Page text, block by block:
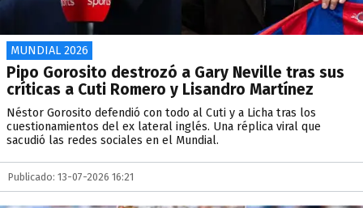
MUNDIAL 2026
Pipo Gorosito destrozó a Gary Neville tras sus
críticas a Cuti Romero y Lisandro Martínez
Néstor Gorosito defendió con todo al Cuti y a Licha tras los
cuestionamientos del ex lateral inglés. Una réplica viral que
sacudió las redes sociales en el Mundial.
Publicado: 13-07-2026 16:21